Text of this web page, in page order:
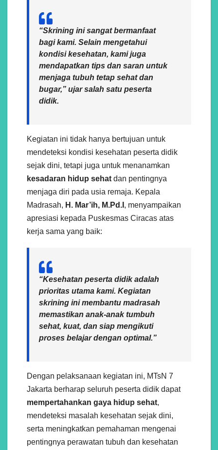
“Skrining ini sangat bermanfaat
bagi kami. Selain mengetahui
kondisi kesehatan, kami juga
mendapatkan tips dan saran untuk
menjaga tubuh tetap sehat dan
bugar,” ujar salah satu peserta
didik.
Kegiatan ini tidak hanya bertujuan untuk
mendeteksi kondisi kesehatan peserta didik
sejak dini, tetapi juga untuk menanamkan
kesadaran hidup sehat dan pentingnya
menjaga diri pada usia remaja. Kepala
Madrasah, H. Mar’ih, M.Pd.I , menyampaikan
apresiasi kepada Puskesmas Ciracas atas
kerja sama yang baik:
“Kesehatan peserta didik adalah
prioritas utama kami. Kegiatan
skrining ini membantu madrasah
memastikan anak-anak tumbuh
sehat, kuat, dan siap mengikuti
proses belajar dengan optimal.”
Dengan pelaksanaan kegiatan ini, MTsN 7
Jakarta berharap seluruh peserta didik dapat
mempertahankan gaya hidup sehat,
mendeteksi masalah kesehatan sejak dini,
serta meningkatkan pemahaman mengenai
pentingnya perawatan tubuh dan kesehatan